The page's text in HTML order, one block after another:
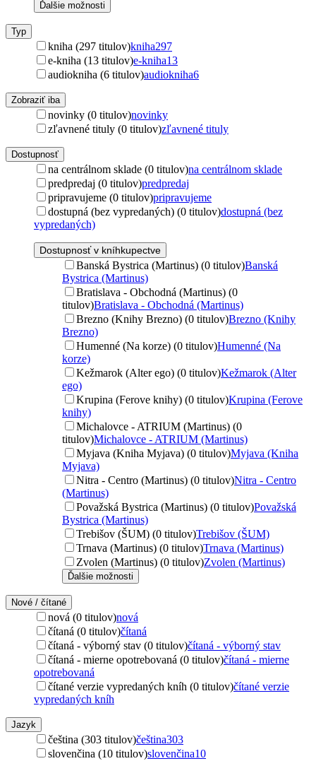
Ďalšie možnosti
Typ
kniha (297 titulov)kniha297
e-kniha (13 titulov)e-kniha13
audiokniha (6 titulov)audiokniha6
Zobraziť iba
novinky (0 titulov)novinky
zľavnené tituly (0 titulov)zľavnené tituly
Dostupnosť
na centrálnom sklade (0 titulov)na centrálnom sklade
predpredaj (0 titulov)predpredaj
pripravujeme (0 titulov)pripravujeme
dostupná (bez vypredaných) (0 titulov)dostupná (bez
vypredaných)
Dostupnosť v kníhkupectve
Banská Bystrica (Martinus) (0 titulov)Banská
Bystrica (Martinus)
Bratislava - Obchodná (Martinus) (0
titulov)Bratislava - Obchodná (Martinus)
Brezno (Knihy Brezno) (0 titulov)Brezno (Knihy
Brezno)
Humenné (Na korze) (0 titulov)Humenné (Na
korze)
Kežmarok (Alter ego) (0 titulov)Kežmarok (Alter
ego)
Krupina (Ferove knihy) (0 titulov)Krupina (Ferove
knihy)
Michalovce - ATRIUM (Martinus) (0
titulov)Michalovce - ATRIUM (Martinus)
Myjava (Kniha Myjava) (0 titulov)Myjava (Kniha
Myjava)
Nitra - Centro (Martinus) (0 titulov)Nitra - Centro
(Martinus)
Považská Bystrica (Martinus) (0 titulov)Považská
Bystrica (Martinus)
Trebišov (ŠUM) (0 titulov)Trebišov (ŠUM)
Trnava (Martinus) (0 titulov)Trnava (Martinus)
Zvolen (Martinus) (0 titulov)Zvolen (Martinus)
Ďalšie možnosti
Nové / čítané
nová (0 titulov)nová
čítaná (0 titulov)čítaná
čítaná - výborný stav (0 titulov)čítaná - výborný stav
čítaná - mierne opotrebovaná (0 titulov)čítaná - mierne
opotrebovaná
čítané verzie vypredaných kníh (0 titulov)čítané verzie
vypredaných kníh
Jazyk
čeština (303 titulov)čeština303
slovenčina (10 titulov)slovenčina10